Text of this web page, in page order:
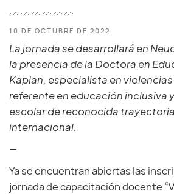
10 DE OCTUBRE DE 2022
La jornada se desarrollará en
la presencia de la Doctora en
Kaplan, especialista en
referente en educación inclusiva
escolar de reconocida
internacional.
—
Ya se encuentran abiertas las
jornada de capacitación docente